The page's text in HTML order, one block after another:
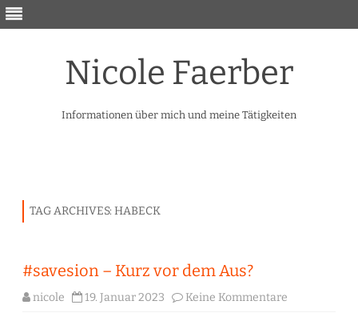
Nicole Faerber
Informationen über mich und meine Tätigkeiten
TAG ARCHIVES: HABECK
#savesion – Kurz vor dem Aus?
nicole 19. Januar 2023 Keine Kommentare